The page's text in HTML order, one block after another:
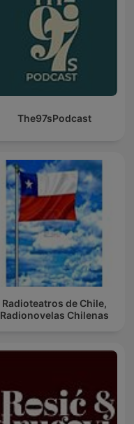
The97sPodcast
Radioteatros de Chile,
Radionovelas Chilenas